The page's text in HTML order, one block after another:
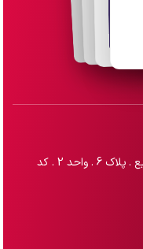
لرستان . خرم آباد . میدان شقایق . کوچه صنایع . پلاک 6 . واحد 2 . کد